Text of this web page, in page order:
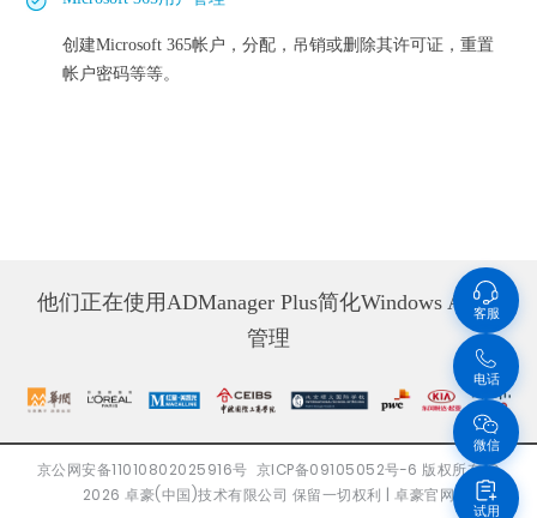
创建Microsoft 365帐户，分配，吊销或删除其许可证，重置
帐户密码等等。
他们正在使用ADManager Plus简化Windows AD域
管理
京公网安备11010802025916号 京ICP备09105052号-6 版权所有©
2026 卓豪(中国)技术有限公司 保留一切权利 |卓豪官网
客服
电话
微信
试用